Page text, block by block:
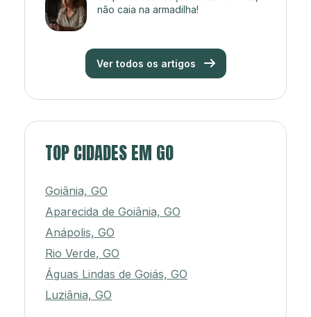
não caia na armadilha!
Ver todos os artigos
TOP CIDADES EM GO
Goiânia, GO
Aparecida de Goiânia, GO
Anápolis, GO
Rio Verde, GO
Águas Lindas de Goiás, GO
Luziânia, GO